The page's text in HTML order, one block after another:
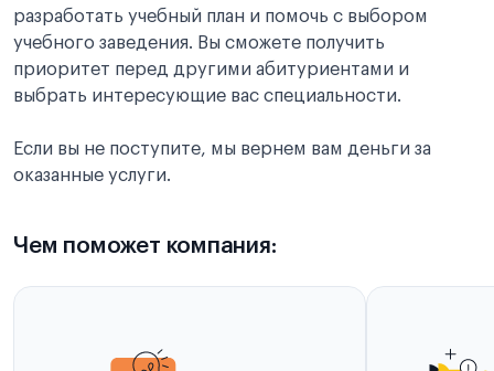
разработать учебный план и помочь с выбором
учебного заведения. Вы сможете получить
приоритет перед другими абитуриентами и
выбрать интересующие вас специальности.
Если вы не поступите, мы вернем вам деньги за
оказанные услуги.
Чем поможет компания: